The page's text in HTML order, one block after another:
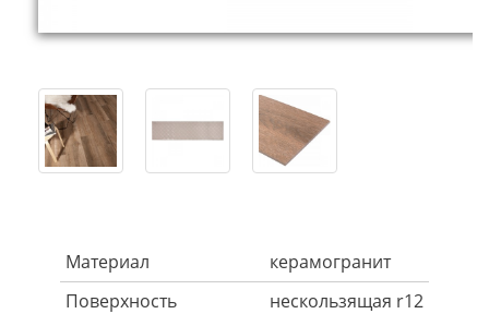
Материал
керамогранит
Поверхность
нескользящая r12